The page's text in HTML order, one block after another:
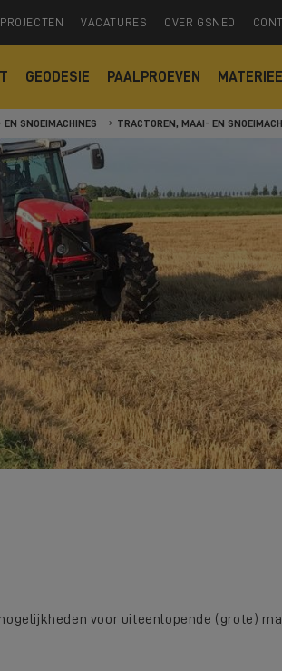
PROJECTEN VACATURES OVER GSNED
GEODESIE PAALPROEVEN
SNOEIMACHINES TRACTOREN, MAAI- EN
voor uiteenlopende (grote)